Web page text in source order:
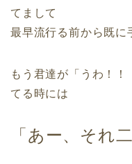
てまして
最早流行る前から既に
もう君達が「うわ！
てる時には
「あー、それ